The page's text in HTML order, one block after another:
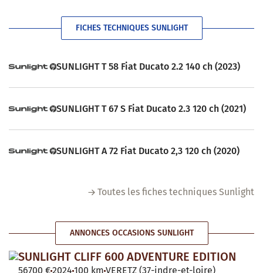
FICHES TECHNIQUES SUNLIGHT
SUNLIGHT T 58 Fiat Ducato 2.2 140 ch (2023)
SUNLIGHT T 67 S Fiat Ducato 2.3 120 ch (2021)
SUNLIGHT A 72 Fiat Ducato 2,3 120 ch (2020)
Toutes les fiches techniques Sunlight
ANNONCES OCCASIONS SUNLIGHT
SUNLIGHT CLIFF 600 ADVENTURE EDITION
56700 €2024 100 km VERETZ (37-indre-et-loire)